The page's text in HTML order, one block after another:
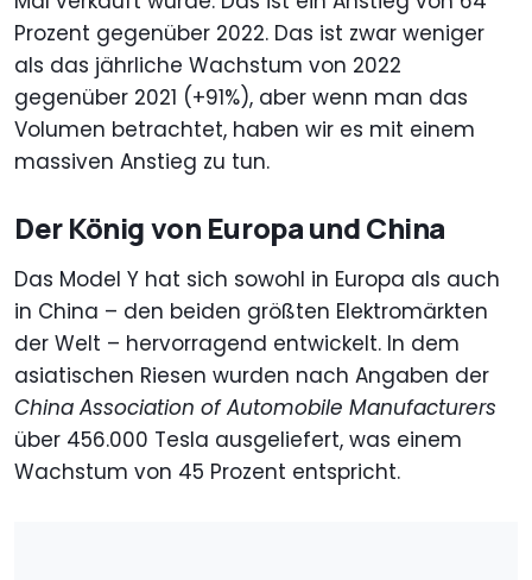
Prozent gegenüber 2022. Das ist zwar weniger
als das jährliche Wachstum von 2022
gegenüber 2021 (+91%), aber wenn man das
Volumen betrachtet, haben wir es mit einem
massiven Anstieg zu tun.
Der König von Europa und China
Das Model Y hat sich sowohl in Europa als auch
in China – den beiden größten Elektromärkten
der Welt – hervorragend entwickelt. In dem
asiatischen Riesen wurden nach Angaben der
China Association of Automobile Manufacturers
über 456.000 Tesla ausgeliefert, was einem
Wachstum von 45 Prozent entspricht.